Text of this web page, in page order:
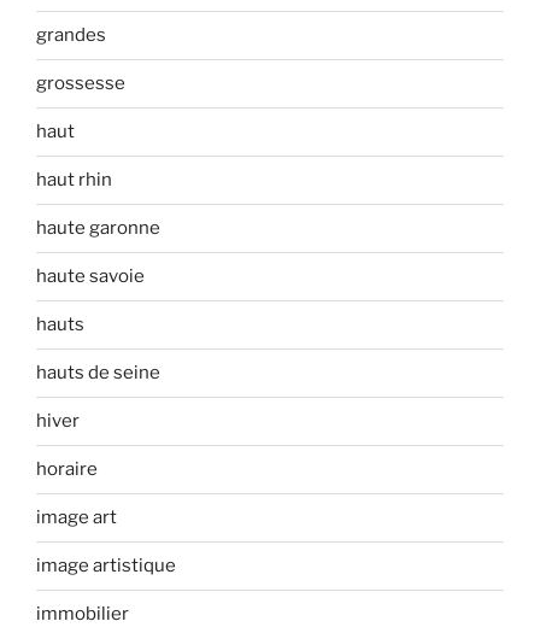
grandes
grossesse
haut
haut rhin
haute garonne
haute savoie
hauts
hauts de seine
hiver
horaire
image art
image artistique
immobilier